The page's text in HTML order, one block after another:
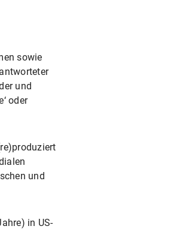
sowie
und
oder
und
in US-